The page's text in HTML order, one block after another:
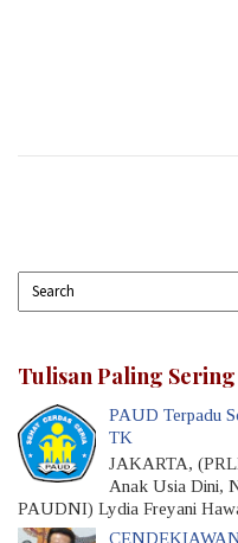
Tulisan Paling Sering
PAUD Terpadu
TK
JAKARTA,
Anak Usia Dini,
PAUDNI) Lydia Freyani